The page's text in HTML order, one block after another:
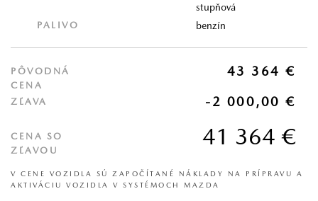
stupňová
PALIVO benzín
PÔVODNÁ
CENA
43 364 €
ZĽAVA -2 000,00 €
CENA SO
ZĽAVOU
41 364 €
V CENE VOZIDLA SÚ ZAPOČÍTANÉ NÁKLADY NA PRÍPRAVU A
AKTIVÁCIU VOZIDLA V SYSTÉMOCH MAZDA